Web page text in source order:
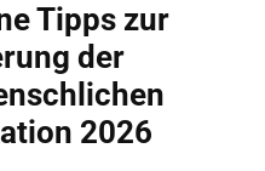
Tipps zur
der
2026